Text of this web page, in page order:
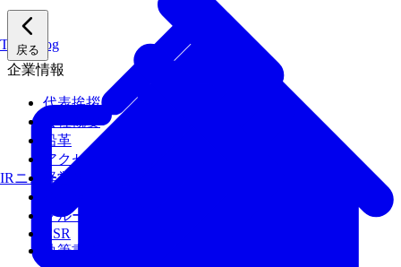
Tech Blog
IRニュース
戻る
企業情報
代表挨拶
沿革
アクセス
経営陣
グループ会社
CSR
執筆書籍